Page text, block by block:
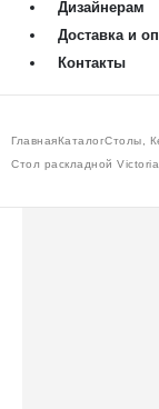
Дизайнерам
Доставка и
Контакты
ГлавнаяКаталогСтолы
Стол раскладной